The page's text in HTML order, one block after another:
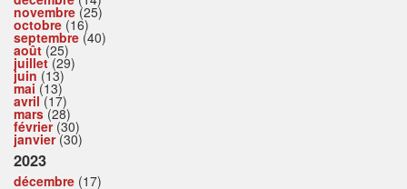
novembre (25)
octobre (16)
septembre (40)
août (25)
juillet(29)
juin (13)
mai (13)
avril(17)
mars(28)
février(30)
janvier(30)
2023
décembre (17)